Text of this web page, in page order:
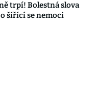
trpí! Bolestná slova
šířící se nemoci